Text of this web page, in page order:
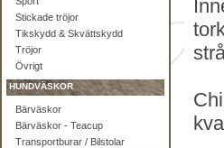
Stickade tröjor
Tikskydd & Skvättskydd
Tröjor
Övrigt
HUNDVÄSKOR
Bärväskor
Bärväskor - Teacup
Transportburar / Bilstolar